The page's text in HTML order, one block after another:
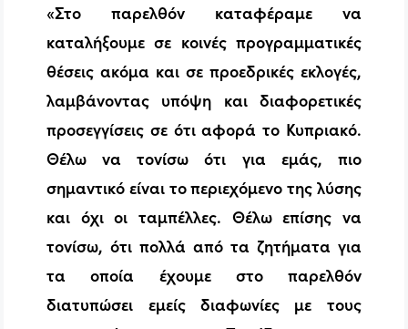
«Στο παρελθόν καταφέραμε να
καταλήξουμε σε κοινές προγραμματικές
θέσεις ακόμα και σε προεδρικές εκλογές,
λαμβάνοντας υπόψη και διαφορετικές
προσεγγίσεις σε ότι αφορά το Κυπριακό.
Θέλω να τονίσω ότι για εμάς, πιο
σημαντικό είναι το περιεχόμενο της λύσης
και όχι οι ταμπέλλες. Θέλω επίσης να
τονίσω, ότι πολλά από τα ζητήματα για
τα οποία έχουμε στο παρελθόν
διατυπώσει εμείς διαφωνίες με τους